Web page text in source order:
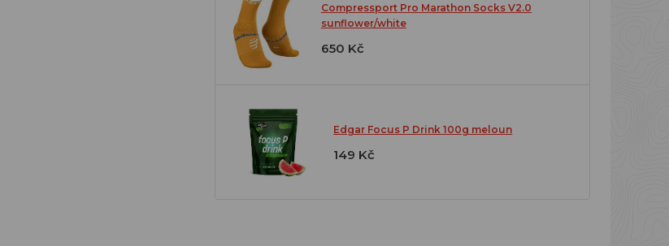
Compressport Pro Marathon Socks V2.0
sunflower/white
650 Kč
Edgar Focus P Drink 100g meloun
149 Kč